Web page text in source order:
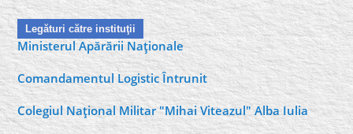
Legături către instituţii
Ministerul Apărării Naţionale
Comandamentul Logistic Întrunit
Colegiul Naţional Militar "Mihai Viteazul" Alba Iulia